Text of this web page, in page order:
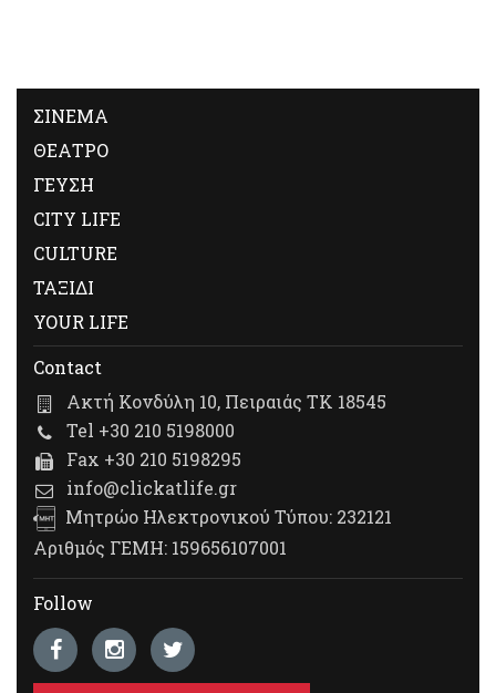
ΣΙΝΕΜΑ
ΘΕΑΤΡΟ
ΓΕΥΣΗ
CITY LIFE
CULTURE
ΤΑΞΙΔΙ
YOUR LIFE
Contact
Ακτή Κονδύλη 10, Πειραιάς ΤΚ 18545
Tel +30 210 5198000
Fax +30 210 5198295
info@clickatlife.gr
Μητρώο Ηλεκτρονικού Τύπου: 232121
Αριθμός ΓΕΜΗ: 159656107001
Follow